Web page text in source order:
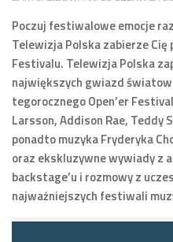
Poczuj festiwalowe emocje
Telewizja Polska zabierze Cię
Festivalu. Telewizja Polska
największych gwiazd
tegorocznego Open’er
Larsson, Addison Rae, Teddy
ponadto muzyka Fryderyka
oraz ekskluzywne wywiady z
backstage’u i rozmowy z
najważniejszych festiwali